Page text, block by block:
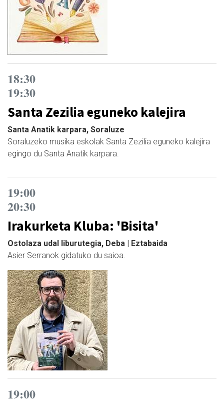
18:30
19:30
Santa Zezilia eguneko kalejira
Santa Anatik karpara, Soraluze
Soraluzeko musika eskolak Santa Zezilia eguneko kalejira
egingo du Santa Anatik karpara.
19:00
20:30
Irakurketa Kluba: 'Bisita'
Ostolaza udal liburutegia, Deba | Eztabaida
Asier Serranok gidatuko du saioa.
19:00